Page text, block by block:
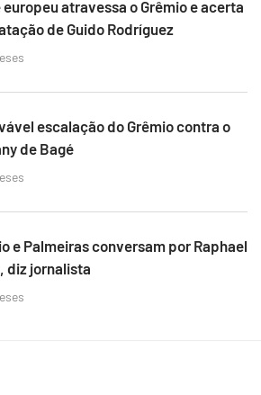
europeu atravessa o Grêmio e acerta
de Guido Rodríguez
escalação do Grêmio contra o
de Bagé
e Palmeiras conversam por Raphael
diz jornalista